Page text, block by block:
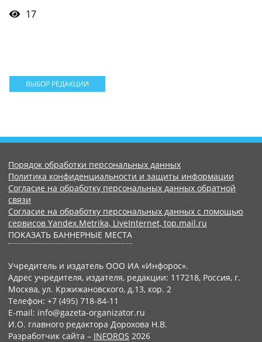
17
ВЫБОР РЕДАКЦИИ
Порядок обработки персональных данных
Политика конфиденциальности и защиты информации
Согласие на обработку персональных данных обратной
связи
Согласие на обработку персональных данных с помощью
сервисов Yandex.Metrika, LiveInternet, top.mail.ru
ПОКАЗАТЬ БАННЕРНЫЕ МЕСТА
Учредитель и издатель ООО ИА «Инфорос».
Адрес учредителя, издателя, редакции: 117218, Россия, г.
Москва, ул. Кржижановского, д.13, кор. 2
Телефон: +7 (495) 718-84-11
E-mail: info@gazeta-organizator.ru
И.О. главного редактора Дорохова Н.В.
Разработчик сайта – INFOROS 2026